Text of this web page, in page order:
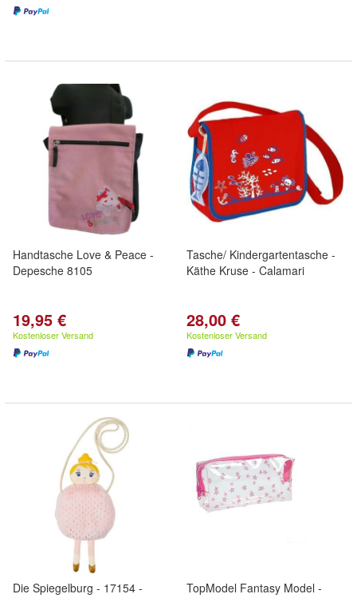
Handtasche Love & Peace -
Depesche 8105
19,95 €
Kostenloser Versand
Tasche/ Kindergartentasche -
Käthe Kruse - Calamari
28,00 €
Kostenloser Versand
Die Spiegelburg - 17154 -
TopModel Fantasy Model -